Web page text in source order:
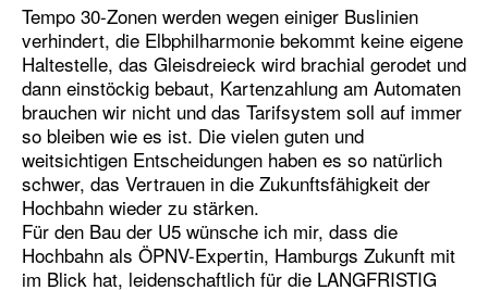
Tempo 30-Zonen werden wegen einiger Buslinien
verhindert, die Elbphilharmonie bekommt keine eigene
Haltestelle, das Gleisdreieck wird brachial gerodet und
dann einstöckig bebaut, Kartenzahlung am Automaten
brauchen wir nicht und das Tarifsystem soll auf immer
so bleiben wie es ist. Die vielen guten und
weitsichtigen Entscheidungen haben es so natürlich
schwer, das Vertrauen in die Zukunftsfähigkeit der
Hochbahn wieder zu stärken.
Für den Bau der U5 wünsche ich mir, dass die
Hochbahn als ÖPNV-Expertin, Hamburgs Zukunft mit
im Blick hat, leidenschaftlich für die LANGFRISTIG